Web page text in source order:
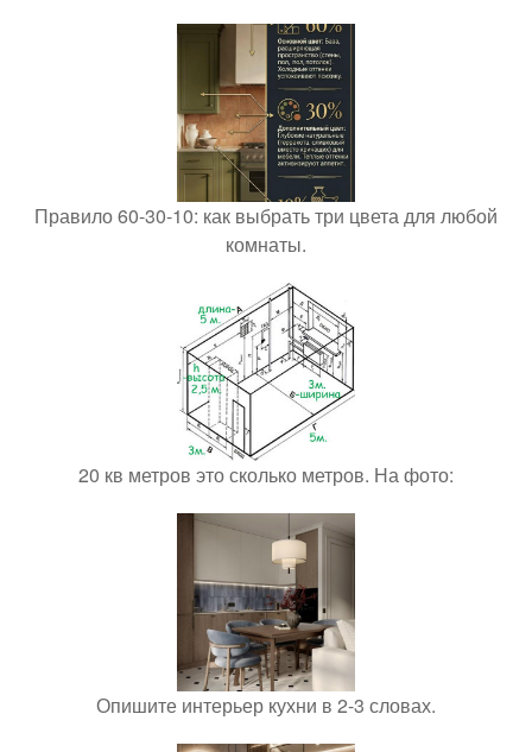
Правило 60-30-10: как выбрать три цвета для любой
комнаты.
20 кв метров это сколько метров. На фото:
Опишите интерьер кухни в 2-3 словах.